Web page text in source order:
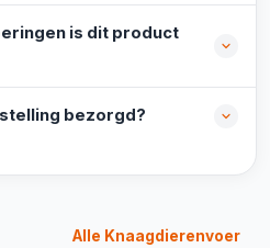
is dit product
bezorgd?
Alle Knaagdierenvoer